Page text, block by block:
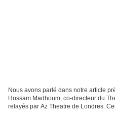
Nous avons parlé dans notre article
Hossam Madhoum, co-directeur du
relayés par Az Theatre de Londres.